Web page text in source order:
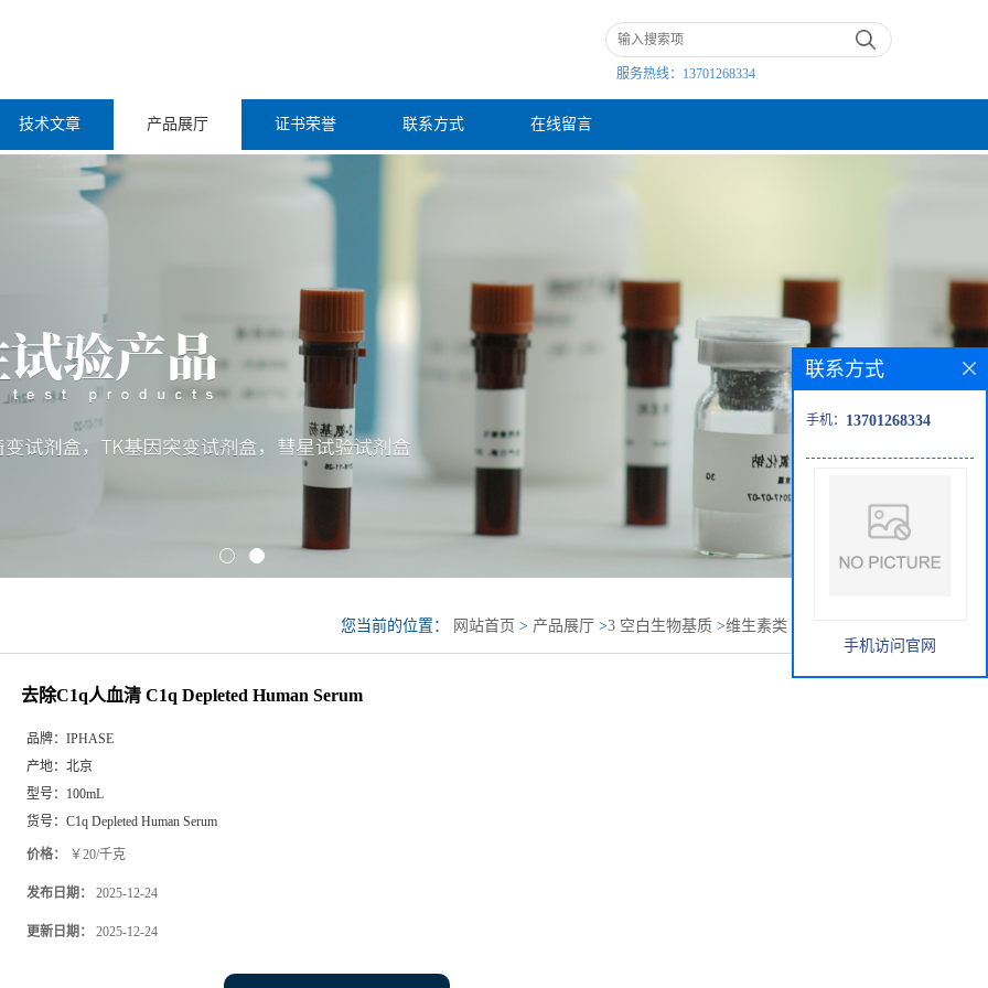
服务热线： 13701268334
技术文章 产品展厅 证书荣誉 联系方式 在线留言
您当前的位置： 网站首页 > 产品展厅 >3 空白生物基质 >维生素类
去除C1q人血清 C1q Depleted Human Serum
品牌： IPHASE
产地： 北京
型号： 100mL
货号： C1q Depleted Human Serum
价格： ￥20/千克
发布日期： 2025-12-24
更新日期： 2025-12-24
联系方式
手机： 13701268334
手机访问官网